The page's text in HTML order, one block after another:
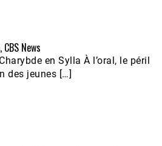
News
en Sylla À l’oral, le péril
des jeunes […]